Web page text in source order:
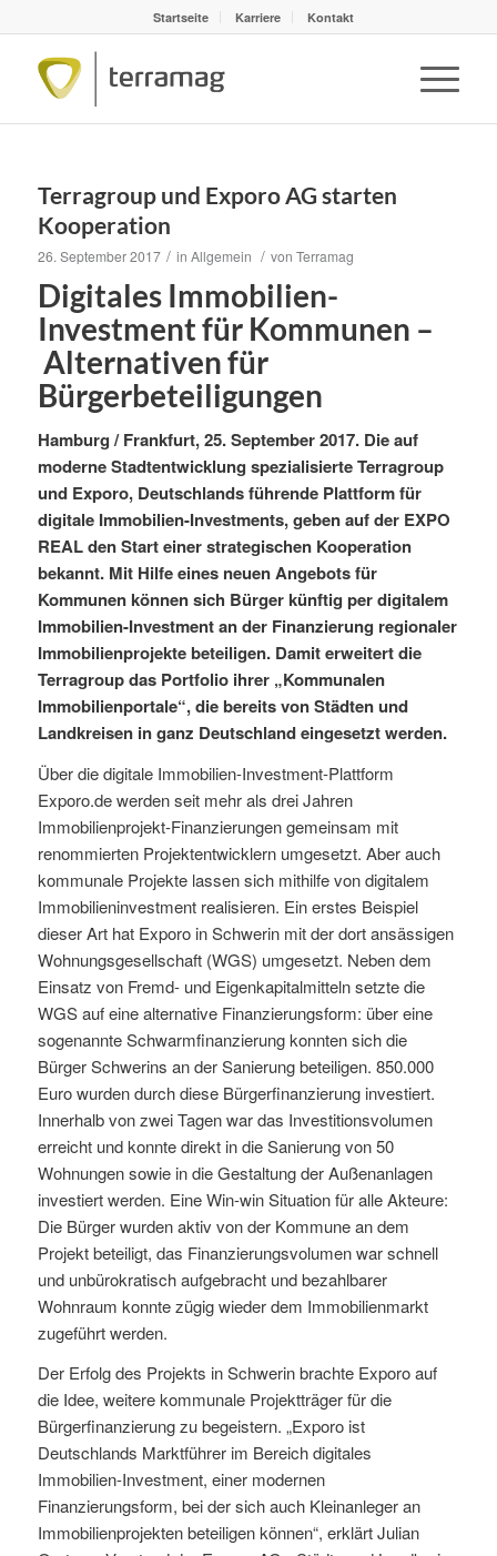
Startseite Karriere Kontakt
Terragroup und Exporo AG starten
Kooperation
26. September 2017 / in Allgemein / von Terramag
Digitales Immobilien-
Investment für Kommunen –
Alternativen für
Bürgerbeteiligungen
Hamburg / Frankfurt, 25. September 2017. Die auf
moderne Stadtentwicklung spezialisierte Terragroup
und Exporo, Deutschlands führende Plattform für
digitale Immobilien-Investments, geben auf der EXPO
REAL den Start einer strategischen Kooperation
bekannt. Mit Hilfe eines neuen Angebots für
Kommunen können sich Bürger künftig per digitalem
Immobilien-Investment an der Finanzierung regionaler
Immobilienprojekte beteiligen. Damit erweitert die
Terragroup das Portfolio ihrer „Kommunalen
Immobilienportale“, die bereits von Städten und
Landkreisen in ganz Deutschland eingesetzt werden.
Über die digitale Immobilien-Investment-Plattform
Exporo.de werden seit mehr als drei Jahren
Immobilienprojekt-Finanzierungen gemeinsam mit
renommierten Projektentwicklern umgesetzt. Aber auch
kommunale Projekte lassen sich mithilfe von digitalem
Immobilieninvestment realisieren. Ein erstes Beispiel
dieser Art hat Exporo in Schwerin mit der dort ansässigen
Wohnungsgesellschaft (WGS) umgesetzt. Neben dem
Einsatz von Fremd- und Eigenkapitalmitteln setzte die
WGS auf eine alternative Finanzierungsform: über eine
sogenannte Schwarmfinanzierung konnten sich die
Bürger Schwerins an der Sanierung beteiligen. 850.000
Euro wurden durch diese Bürgerfinanzierung investiert.
Innerhalb von zwei Tagen war das Investitionsvolumen
erreicht und konnte direkt in die Sanierung von 50
Wohnungen sowie in die Gestaltung der Außenanlagen
investiert werden. Eine Win-win Situation für alle Akteure:
Die Bürger wurden aktiv von der Kommune an dem
Projekt beteiligt, das Finanzierungsvolumen war schnell
und unbürokratisch aufgebracht und bezahlbarer
Wohnraum konnte zügig wieder dem Immobilienmarkt
zugeführt werden.
Der Erfolg des Projekts in Schwerin brachte Exporo auf
die Idee, weitere kommunale Projektträger für die
Bürgerfinanzierung zu begeistern. „Exporo ist
Deutschlands Marktführer im Bereich digitales
Immobilien-Investment, einer modernen
Finanzierungsform, bei der sich auch Kleinanleger an
Immobilienprojekten beteiligen können“, erklärt Julian